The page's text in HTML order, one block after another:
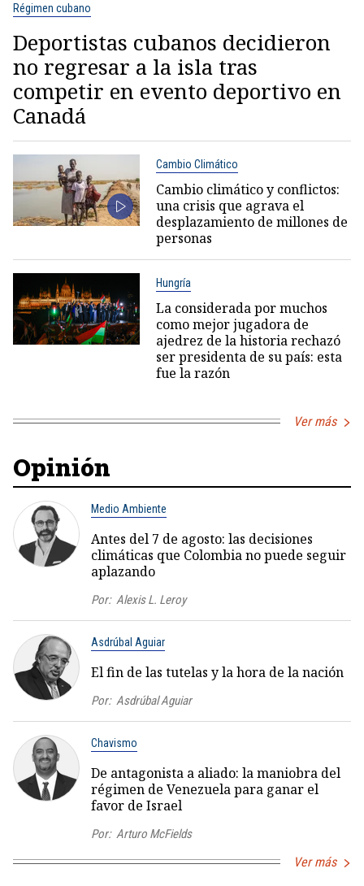
Régimen cubano
Deportistas cubanos decidieron
no regresar a la isla tras
competir en evento deportivo en
Canadá
Cambio Climático
Cambio climático y conflictos:
una crisis que agrava el
desplazamiento de millones de
personas
Hungría
La considerada por muchos
como mejor jugadora de
ajedrez de la historia rechazó
ser presidenta de su país: esta
fue la razón
Ver más
Opinión
Medio Ambiente
Antes del 7 de agosto: las decisiones
climáticas que Colombia no puede seguir
aplazando
Por: Alexis L. Leroy
Asdrúbal Aguiar
El fin de las tutelas y la hora de la nación
Por: Asdrúbal Aguiar
Chavismo
De antagonista a aliado: la maniobra del
régimen de Venezuela para ganar el
favor de Israel
Por: Arturo McFields
Ver más